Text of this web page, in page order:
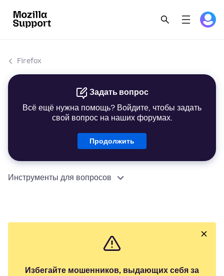
Firefox
Задать вопрос
Всё ещё нужна помощь? Войдите, чтобы задать
свой вопрос на наших форумах.
Продолжить
Инструменты для вопросов
Избегайте мошенников, выдающих себя за